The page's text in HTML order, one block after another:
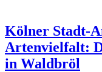
Kölner Stadt-
Artenvielfalt:
in Waldbröl